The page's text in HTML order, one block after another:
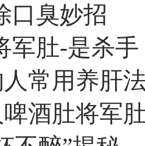
口臭妙招
军肚-是杀手
常用养肝
酒肚将军